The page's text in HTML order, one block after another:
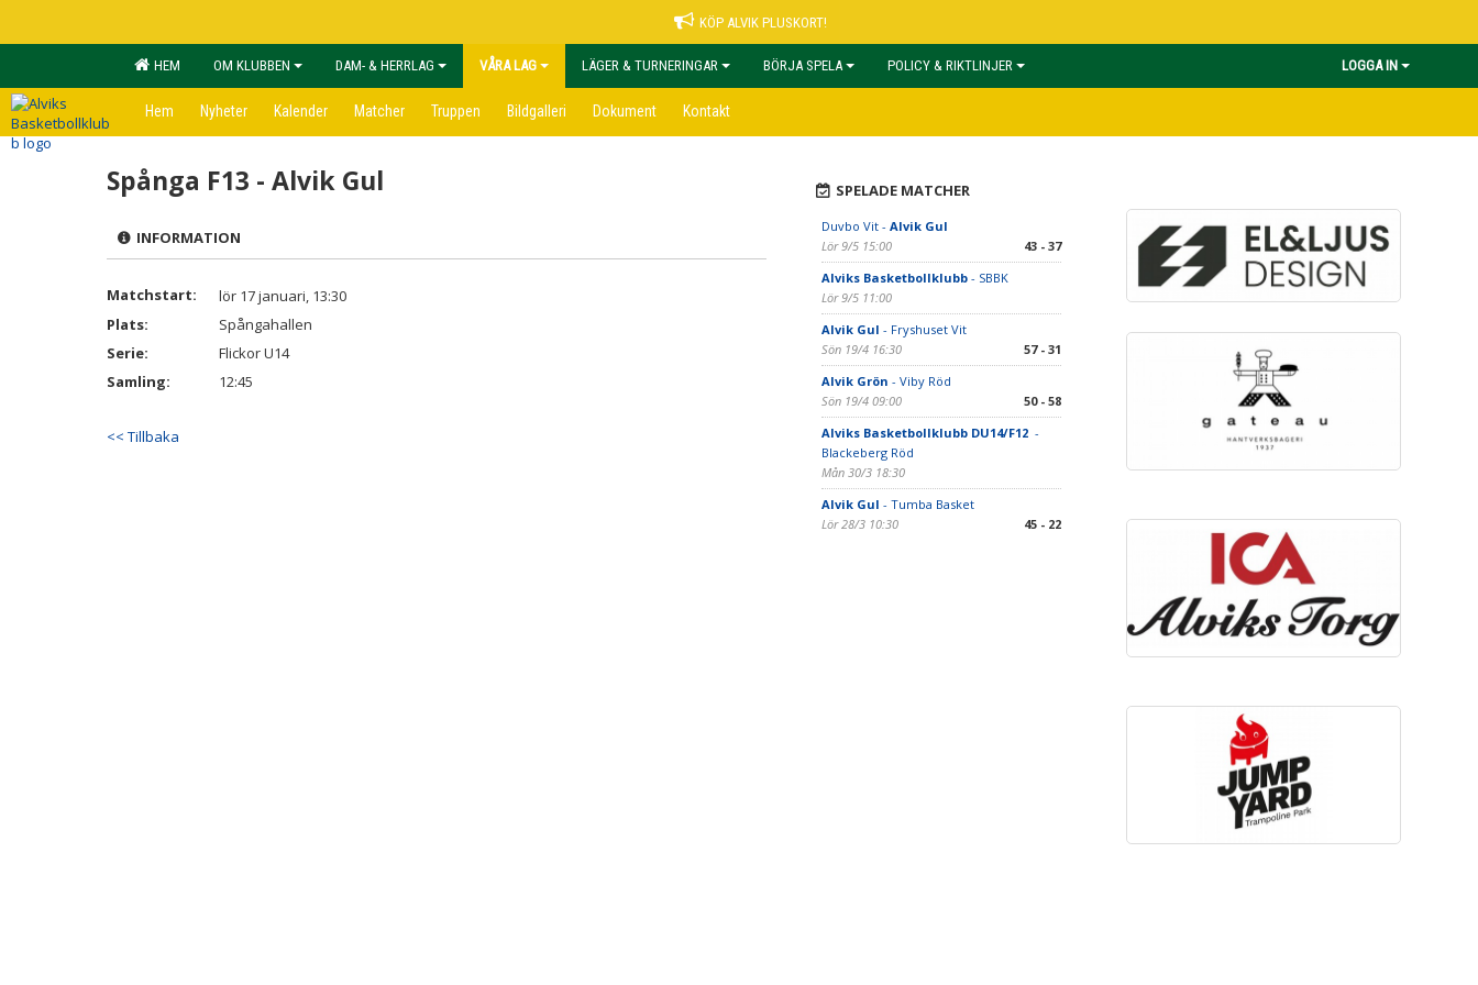
KÖP ALVIK PLUSKORT!
HEM OM KLUBBEN DAM- & HERRLAG VÅRA LAG LÄGER & TURNERINGAR BÖRJA SPELA POLICY & RIKTLINJER LOGGA IN
Hem Nyheter Kalender Matcher Truppen Bildgalleri Dokument Kontakt
Spånga F13 - Alvik Gul
INFORMATION
Matchstart:
lör 17 januari, 13:30
Plats:
Spångahallen
Serie:
Flickor U14
Samling:
12:45
<< Tillbaka
SPELADE MATCHER
Duvbo Vit - Alvik Gul
Lör 9/5 15:00
43 - 37
Alviks Basketbollklubb- SBBK
Lör 9/5 11:00
Alvik Gul - Fryshuset Vit
Sön 19/4 16:30
57 - 31
Alvik Grön - Viby Röd
Sön 19/4 09:00
50 - 58
Alviks Basketbollklubb DU14/F12 -
Blackeberg Röd
Mån 30/3 18:30
Alvik Gul - Tumba Basket
Lör 28/3 10:30
45 - 22